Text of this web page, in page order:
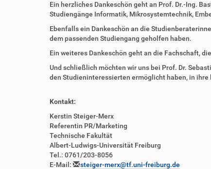
Ein herzliches Dankeschön geht an Prof. Dr.-Ing.
Studiengänge Informatik, Mikrosystemtechnik,
Ebenfalls ein Dankeschön an die
dem passenden Studiengang geholfen haben.
Ein weiteres Dankeschön geht an die Fachschaft,
Und schließlich möchten wir uns bei Prof. Dr.
den Studieninteressierten ermöglicht haben, in
Kontakt:
Kerstin Steiger-Merx
Referentin PR/Marketing
Technische Fakultät
Albert-Ludwigs-Universität Freiburg
Tel.: 0761/203-8056
E-Mail:
steiger-merx@tf.uni-freiburg.de